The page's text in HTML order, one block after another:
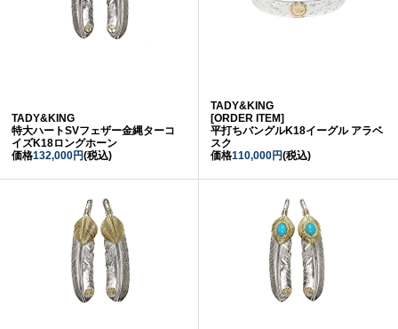
TADY&KING
特大ハートSVフェザー金縄ターコ
イズK18ロングホーン
価格132,000円(税込)
TADY&KING
[ORDER ITEM]
平打ちバングルK18イーグル アラベ
スク
価格110,000円(税込)